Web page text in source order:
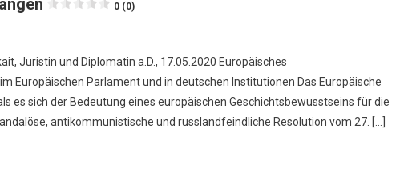
0 (0)
Juristin und Diplomatin a.D., 17.05.2020 Europäisches
Europäischen Parlament und in deutschen Institutionen Das Europäische
es sich der Bedeutung eines europäischen Geschichtsbewusstseins für die
antikommunistische und russlandfeindliche Resolution vom 27. […]